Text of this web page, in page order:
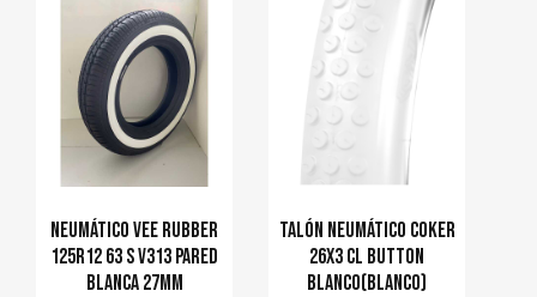
Neumático Vee Rubber
125R12 63 S V313 pared
blanca 27mm
talón neumático Coker
26x3 CL Button
blanco(blanco)